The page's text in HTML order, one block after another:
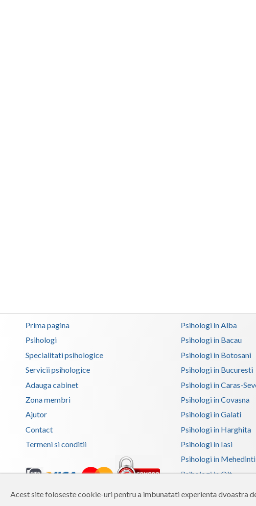
Acest site foloseste cookie-uri pentru a imbunatati experienta dvoastra
Prima pagina
Psihologi
Specialitati psihologice
Servicii psihologice
Adauga cabinet
Zona membri
Ajutor
Contact
Termeni si conditii
Copyright 2026 Reframing SRL
Psihologi in Alba
Psihologi in Bacau
Psihologi in Botosani
Psihologi in Bucuresti
Psihologi in Caras-
Psihologi in Covasna
Psihologi in Galati
Psihologi in Harghita
Psihologi in Iasi
Psihologi in Mehedinti
Psihologi in Olt